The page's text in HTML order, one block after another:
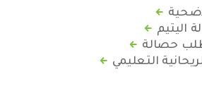
اليتيم
حصالة
التعليمي